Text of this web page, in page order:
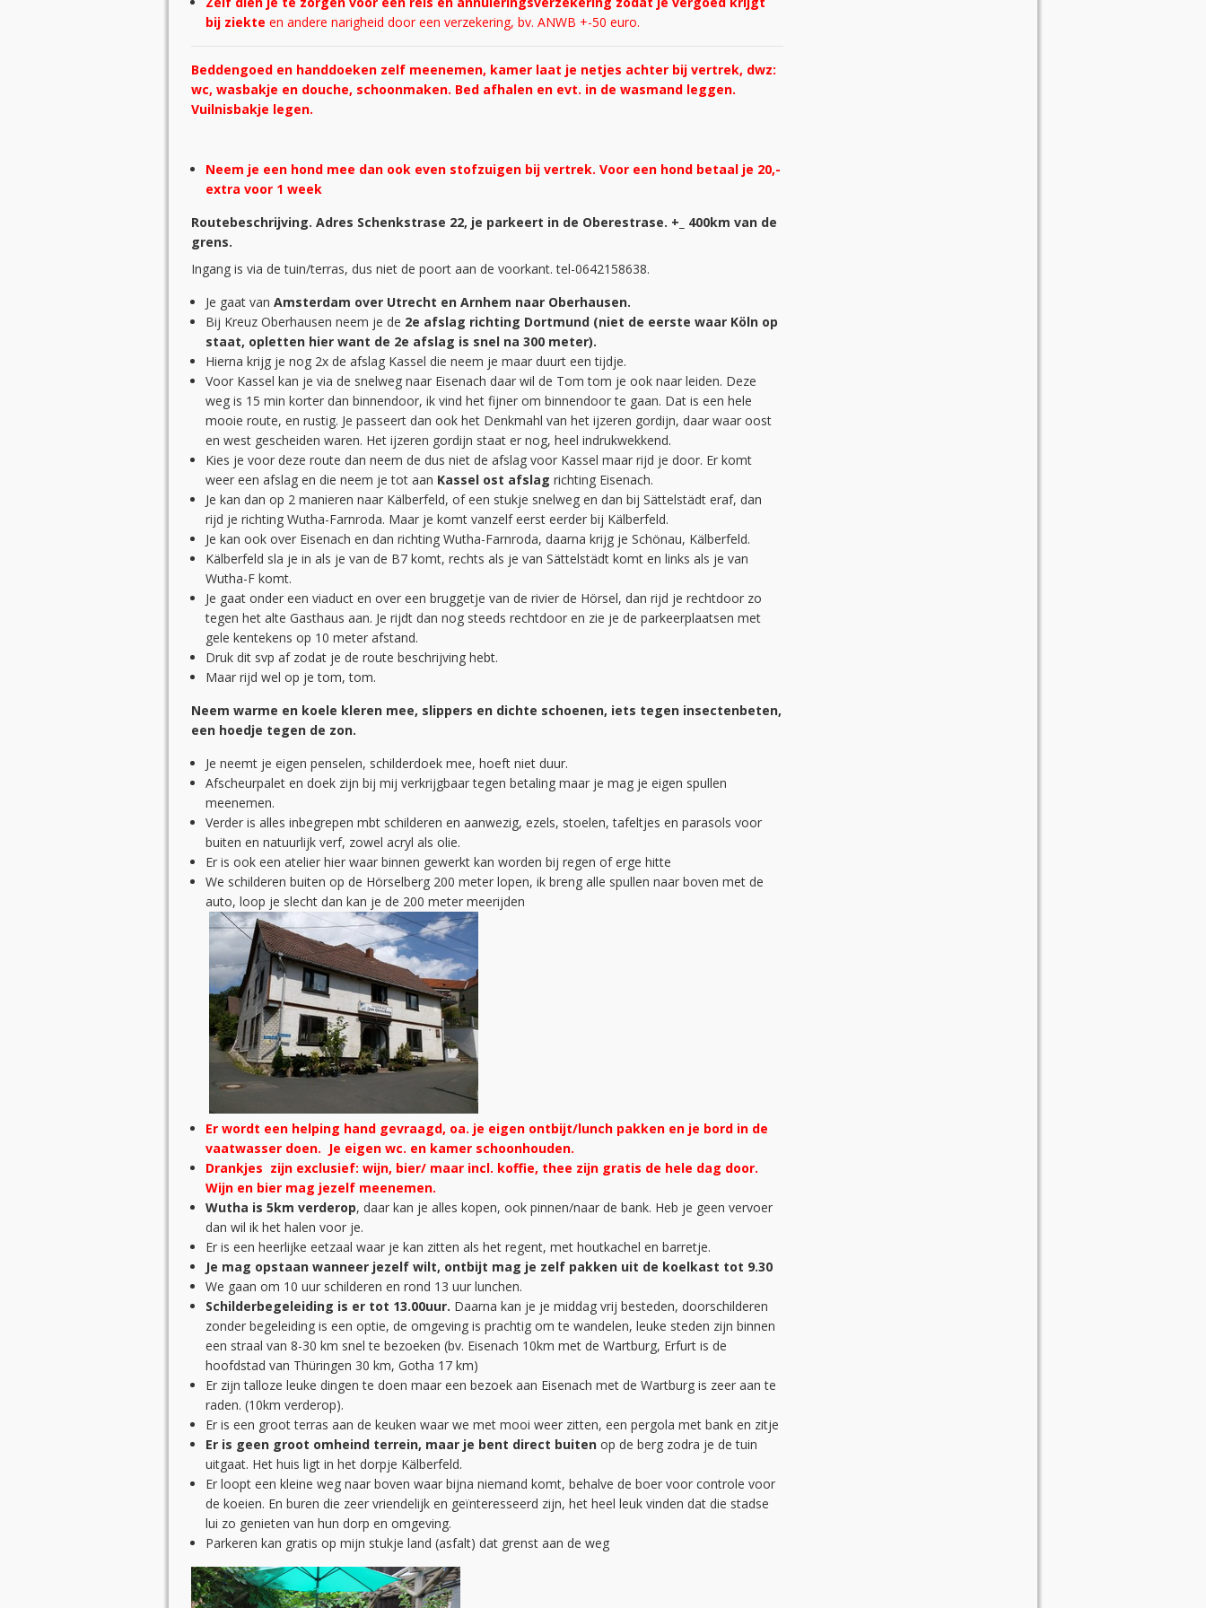
bij ziekte en andere narigheid door een verzekering, bv. ANWB +-50 euro.
Beddengoed en handdoeken zelf meenemen, kamer laat je netjes achter bij vertrek, dwz:
wc, wasbakje en douche, schoonmaken. Bed afhalen en evt. in de wasmand leggen.
Vuilnisbakje legen.
Neem je een hond mee dan ook even stofzuigen bij vertrek. Voor een hond betaal je 20,-
extra voor 1 week
Routebeschrijving. Adres Schenkstrase 22, je parkeert in de Oberestrase. +_ 400km van de
grens.
Ingang is via de tuin/terras, dus niet de poort aan de voorkant. tel-0642158638.
Je gaat van Amsterdam over Utrecht en Arnhem naar Oberhausen.
Bij Kreuz Oberhausen neem je de 2e afslag richting Dortmund (niet de eerste waar Köln op
staat, opletten hier want de 2e afslag is snel na 300 meter).
Hierna krijg je nog 2x de afslag Kassel die neem je maar duurt een tijdje.
Voor Kassel kan je via de snelweg naar Eisenach daar wil de Tom tom je ook naar leiden. Deze
weg is 15 min korter dan binnendoor, ik vind het fijner om binnendoor te gaan. Dat is een hele
mooie route, en rustig. Je passeert dan ook het Denkmahl van het ijzeren gordijn, daar waar oost
en west gescheiden waren. Het ijzeren gordijn staat er nog, heel indrukwekkend.
Kies je voor deze route dan neem de dus niet de afslag voor Kassel maar rijd je door. Er komt
weer een afslag en die neem je tot aan Kassel ost afslag richting Eisenach.
Je kan dan op 2 manieren naar Kälberfeld, of een stukje snelweg en dan bij Sättelstädt eraf, dan
rijd je richting Wutha-Farnroda. Maar je komt vanzelf eerst eerder bij Kälberfeld.
Je kan ook over Eisenach en dan richting Wutha-Farnroda, daarna krijg je Schönau, Kälberfeld.
Kälberfeld sla je in als je van de B7 komt, rechts als je van Sättelstädt komt en links als je van
Wutha-F komt.
Je gaat onder een viaduct en over een bruggetje van de rivier de Hörsel, dan rijd je rechtdoor zo
tegen het alte Gasthaus aan. Je rijdt dan nog steeds rechtdoor en zie je de parkeerplaatsen met
gele kentekens op 10 meter afstand.
Druk dit svp af zodat je de route beschrijving hebt.
Maar rijd wel op je tom, tom.
Neem warme en koele kleren mee, slippers en dichte schoenen, iets tegen insectenbeten,
een hoedje tegen de zon.
Je neemt je eigen penselen, schilderdoek mee, hoeft niet duur.
Afscheurpalet en doek zijn bij mij verkrijgbaar tegen betaling maar je mag je eigen spullen
meenemen.
Verder is alles inbegrepen mbt schilderen en aanwezig, ezels, stoelen, tafeltjes en parasols voor
buiten en natuurlijk verf, zowel acryl als olie.
Er is ook een atelier hier waar binnen gewerkt kan worden bij regen of erge hitte
We schilderen buiten op de Hörselberg 200 meter lopen, ik breng alle spullen naar boven met de
auto, loop je slecht dan kan je de 200 meter meerijden
Er wordt een helping hand gevraagd, oa. je eigen ontbijt/lunch pakken en je bord in de
vaatwasser doen. Je eigen wc. en kamer schoonhouden.
Drankjes zijn exclusief: wijn, bier/ maar incl. koffie, thee zijn gratis de hele dag door.
Wijn en bier mag jezelf meenemen.
Wutha is 5km verderop, daar kan je alles kopen, ook pinnen/naar de bank. Heb je geen vervoer
dan wil ik het halen voor je.
Er is een heerlijke eetzaal waar je kan zitten als het regent, met houtkachel en barretje.
Je mag opstaan wanneer jezelf wilt, ontbijt mag je zelf pakken uit de koelkast tot 9.30
We gaan om 10 uur schilderen en rond 13 uur lunchen.
Schilderbegeleiding is er tot 13.00uur. Daarna kan je je middag vrij besteden, doorschilderen
zonder begeleiding is een optie, de omgeving is prachtig om te wandelen, leuke steden zijn binnen
een straal van 8-30 km snel te bezoeken (bv. Eisenach 10km met de Wartburg, Erfurt is de
hoofdstad van Thüringen 30 km, Gotha 17 km)
Er zijn talloze leuke dingen te doen maar een bezoek aan Eisenach met de Wartburg is zeer aan te
raden. (10km verderop).
Er is een groot terras aan de keuken waar we met mooi weer zitten, een pergola met bank en zitje
Er is geen groot omheind terrein, maar je bent direct buiten op de berg zodra je de tuin
uitgaat. Het huis ligt in het dorpje Kälberfeld.
Er loopt een kleine weg naar boven waar bijna niemand komt, behalve de boer voor controle voor
de koeien. En buren die zeer vriendelijk en geïnteresseerd zijn, het heel leuk vinden dat die stadse
lui zo genieten van hun dorp en omgeving.
Parkeren kan gratis op mijn stukje land (asfalt) dat grenst aan de weg